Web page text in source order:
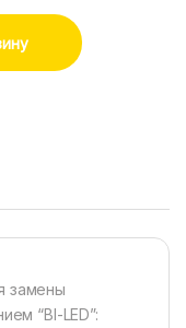
замены
“BI-LED”: